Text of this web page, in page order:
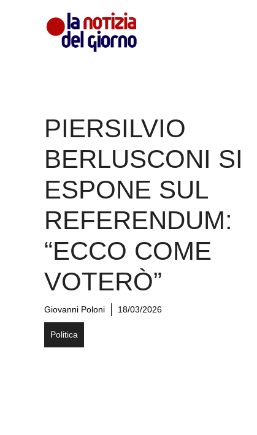
PIERSILVIO
BERLUSCONI SI
ESPONE SUL
REFERENDUM:
“ECCO COME
VOTERÒ”
Giovanni Poloni 18/03/2026
Politica